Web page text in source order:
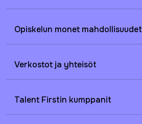
Opiskelun monet mahdollisuudet
Verkostot ja yhteisöt
Talent Firstin kumppanit